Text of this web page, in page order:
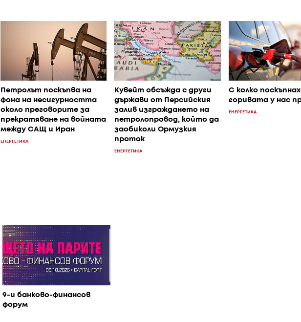
Петролът поскъпва на
фона на несигурността
около преговорите за
прекратяване на войната
между САЩ и Иран
ЕНЕРГЕТИКА
Кувейт обсъжда с други
държави от Персийския
залив изграждането на
петролопровод, който да
заобиколи Ормузкия
проток
ЕНЕРГЕТИКА
С колко
горивата у нас
ЕНЕРГЕТИКА
9-и банково-финансов
форум